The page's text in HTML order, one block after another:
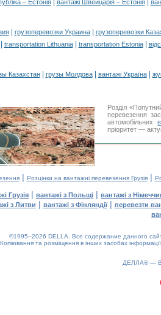
– Естонія| вантажі Швейцарія – Естонія|
| грузоперевозки Украина|
грузоперевозки
transportation Lithuania| transportation Estonia|
Казахстан| грузы Молдова| вантажі Україна|
Розділ
перевезення
автомобільних
пріоритет —
| Розцінки на вантажні перевезення Грузія|
Грузія | вантажі з Польщі | вантажі з
з Литви | вантажі з Фінляндії| перевезти
©1995–2026 DELLA. Все содержание данного
Копіювання та розміщення в інших засобах
ДЕЛЛА® —